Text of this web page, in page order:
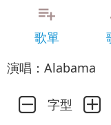
歌單
演唱：Alabama
字型